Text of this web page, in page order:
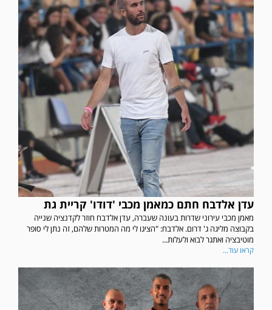
עדן אלדבח חתם כמאמן מכבי 'דודו' קריית גת
מאמן מכבי עירוני שדרות בעונה שעברה, עדן אלדבח חוזר לקדנציה שנייה
בקבוצה מליגה ג' דרום. אלדבח: "הציגו לי מה המטרות שלהם, זה נתן לי סופר
מוטיבציה ואתגר לבוא ולעלות...
קראו עוד...